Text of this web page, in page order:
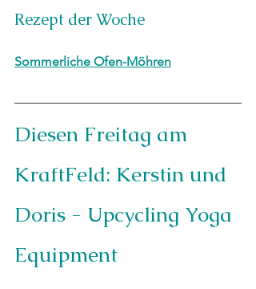
Rezept der Woche
Sommerliche Ofen-Möhren
Diesen Freitag am
KraftFeld: Kerstin und
Doris - Upcycling Yoga
Equipment